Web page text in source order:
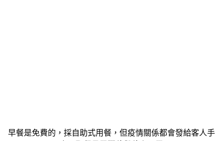
早餐是免費的，採自助式用餐，但疫情關係都會發給客人手